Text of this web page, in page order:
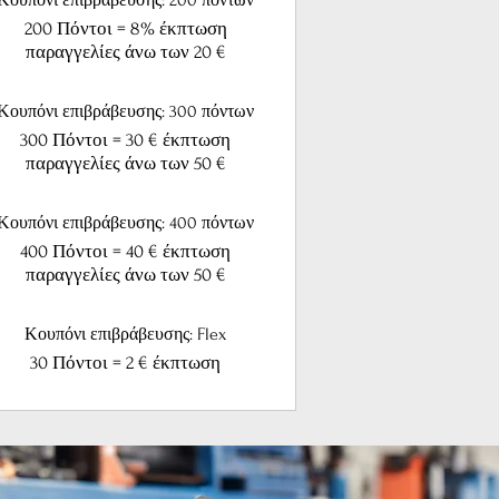
200 Πόντοι = 8% έκπτωση
παραγγελίες άνω των 20 €
επιβράβευσης: 300 πόντων
300 Πόντοι = 30 € έκπτωση
παραγγελίες άνω των 50 €
επιβράβευσης: 400 πόντων
400 Πόντοι = 40 € έκπτωση
παραγγελίες άνω των 50 €
Κουπόνι επιβράβευσης: Flex
30 Πόντοι = 2 € έκπτωση